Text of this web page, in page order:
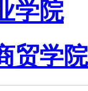
学院
贸学院